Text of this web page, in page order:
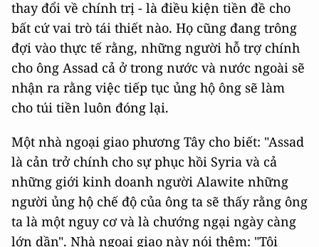
thay đổi về chính trị - là điều kiện tiền đề cho
bất cứ vai trò tái thiết nào. Họ cũng đang trông
đợi vào thực tế rằng, những người hỗ trợ chính
cho ông Assad cả ở trong nước và nước ngoài sẽ
nhận ra rằng việc tiếp tục ủng hộ ông sẽ làm
cho túi tiền luôn đóng lại.
Một nhà ngoại giao phương Tây cho biết: "Assad
là cản trở chính cho sự phục hồi Syria và cả
những giới kinh doanh người Alawite những
người ủng hộ chế độ của ông ta sẽ thấy rằng ông
ta là một nguy cơ và là chướng ngại ngày càng
lớn dần". Nhà ngoại giao này nói thêm: "Tôi